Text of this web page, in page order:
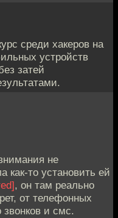
среди хакеров на
устройств
затей
не
как-то установить ей
, он там реально
от телефонных
звонков и смс.